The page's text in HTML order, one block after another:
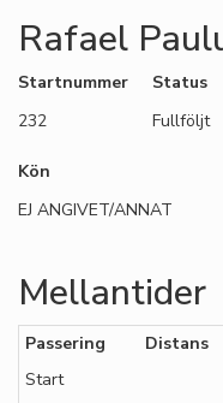
Rafael
Startnummer
232
Status
Fullföljt
Kön
EJ ANGIVET/ANNAT
Mellantider
Passering Distans
Start